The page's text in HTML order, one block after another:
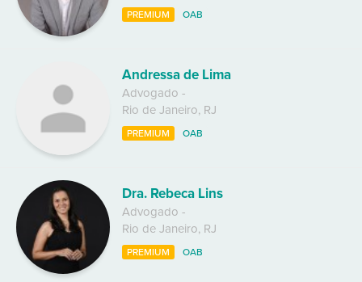
PREMIUM OAB
Andressa de Lima
Advogado -
Rio de Janeiro, RJ
PREMIUM OAB
Dra. Rebeca Lins
Advogado -
Rio de Janeiro, RJ
PREMIUM OAB